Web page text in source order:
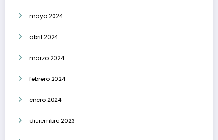
mayo 2024
abril 2024
marzo 2024
febrero 2024
enero 2024
diciembre 2023